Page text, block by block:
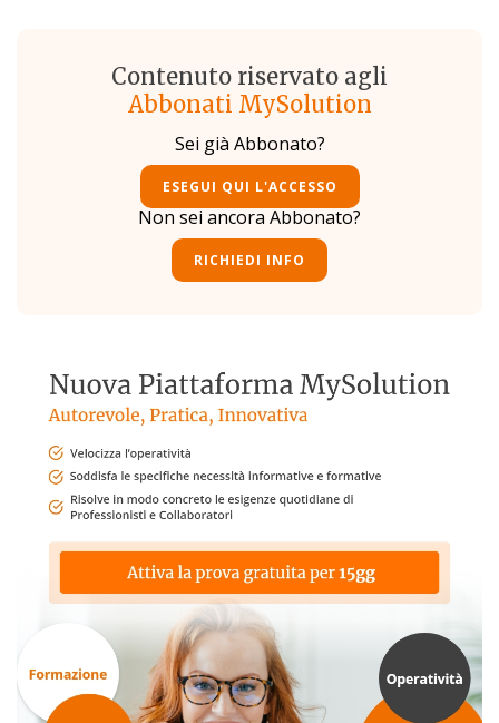
Contenuto riservato agli
Abbonati MySolution
Sei già Abbonato?
ESEGUI QUI L'ACCESSO
Non sei ancora Abbonato?
RICHIEDI INFO